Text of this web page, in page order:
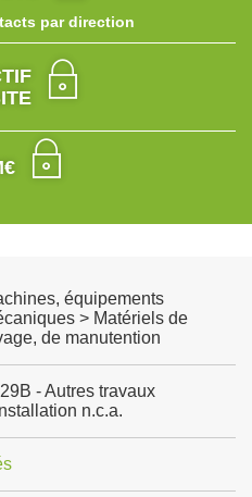
par direction
équipements
> Matériels de
de manutention
- Autres travaux
n.c.a.